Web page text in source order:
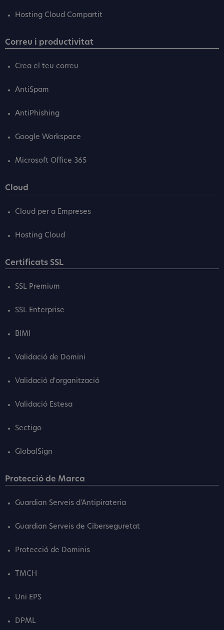
Hosting Cloud Compartit
Correu i productivitat
Crea el teu correu
AntiSpam
AntiPhishing
Google Workspace
Microsoft Office 365
Cloud
Cloud per a Empreses
Hosting Cloud
Certificats SSL
SSL Premium
SSL Enterprise
BIMI
Validació de Domini
Validació d'organització
Validació Estesa
Sectigo
GlobalSign
Protecció de Marca
Guardian Serveis d'Antipirateria
Guardian Serveis de Ciberseguretat
Protecció de Dominis
TMCH
Uni EPS
DPML